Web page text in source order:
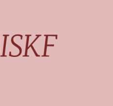
für Staat-Kirche-Forschung